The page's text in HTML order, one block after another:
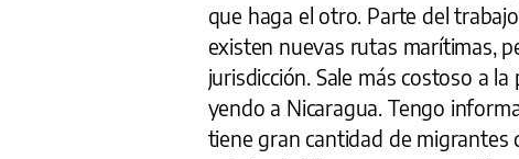
que haga el otro. Parte del
existen nuevas rutas marítimas,
jurisdicción. Sale más costoso a
yendo a Nicaragua. Tengo
tiene gran cantidad de